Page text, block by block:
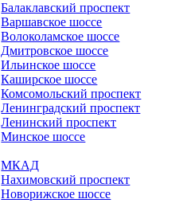
Балаклавский проспект
Варшавское шоссе
Волоколамское шоссе
Дмитровское шоссе
Ильинское шоссе
Каширское шоссе
Комсомольский проспект
Ленинградский проспект
Ленинский проспект
Минское шоссе
МКАД
Нахимовский проспект
Новорижское шоссе